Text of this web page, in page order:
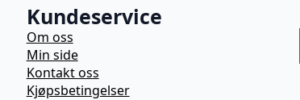
Kundeservice
Om oss
Min side
Kontakt oss
Kjøpsbetingelser